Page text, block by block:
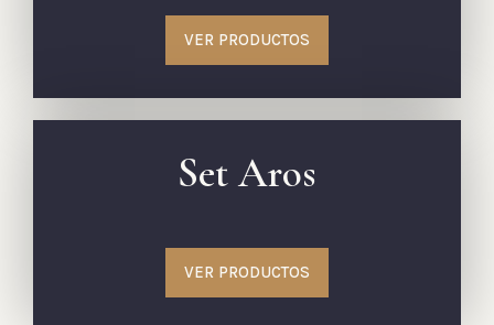
VER PRODUCTOS
Set Aros
VER PRODUCTOS